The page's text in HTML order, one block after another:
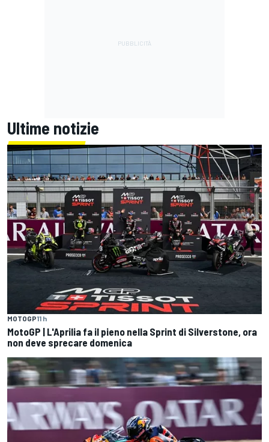
Ultime notizie
MOTOGP11 h
MotoGP | L'Aprilia fa il pieno nella Sprint di Silverstone, ora
non deve sprecare domenica